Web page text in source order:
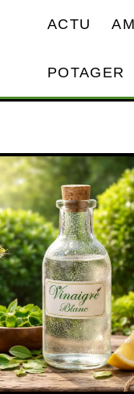
ACTU
POTAGER